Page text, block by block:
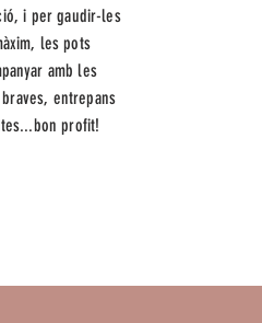
i per gaudir-les
les pots
amb les
entrepans
profit!